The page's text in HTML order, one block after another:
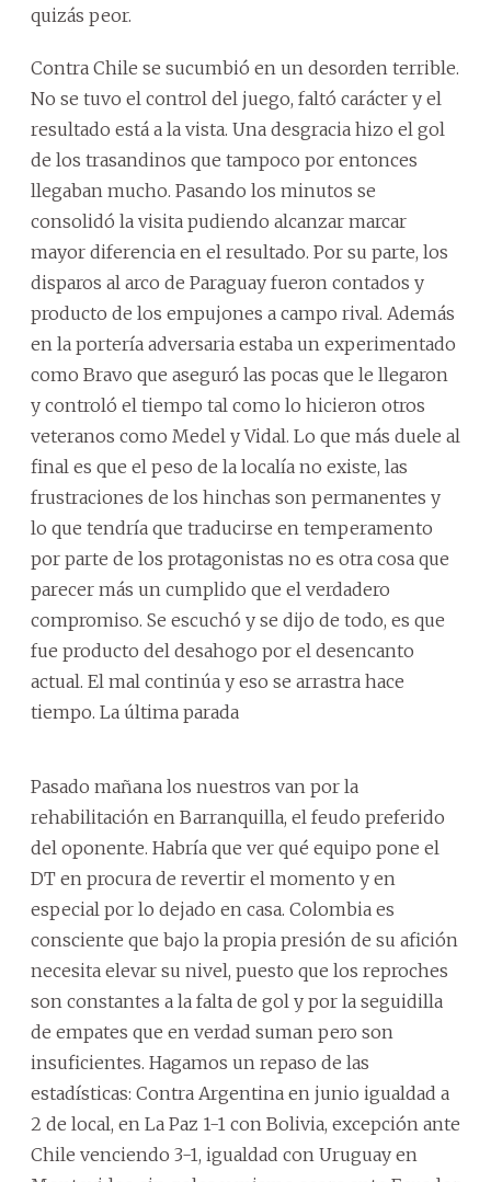
quizás peor.
Contra Chile se sucumbió en un desorden terrible.
No se tuvo el control del juego, faltó carácter y el
resultado está a la vista. Una desgracia hizo el gol
de los trasandinos que tampoco por entonces
llegaban mucho. Pasando los minutos se
consolidó la visita pudiendo alcanzar marcar
mayor diferencia en el resultado. Por su parte, los
disparos al arco de Paraguay fueron contados y
producto de los empujones a campo rival. Además
en la portería adversaria estaba un experimentado
como Bravo que aseguró las pocas que le llegaron
y controló el tiempo tal como lo hicieron otros
veteranos como Medel y Vidal. Lo que más duele al
final es que el peso de la localía no existe, las
frustraciones de los hinchas son permanentes y
lo que tendría que traducirse en temperamento
por parte de los protagonistas no es otra cosa que
parecer más un cumplido que el verdadero
compromiso. Se escuchó y se dijo de todo, es que
fue producto del desahogo por el desencanto
actual. El mal continúa y eso se arrastra hace
tiempo. La última parada
Pasado mañana los nuestros van por la
rehabilitación en Barranquilla, el feudo preferido
del oponente. Habría que ver qué equipo pone el
DT en procura de revertir el momento y en
especial por lo dejado en casa. Colombia es
consciente que bajo la propia presión de su afición
necesita elevar su nivel, puesto que los reproches
son constantes a la falta de gol y por la seguidilla
de empates que en verdad suman pero son
insuficientes. Hagamos un repaso de las
estadísticas: Contra Argentina en junio igualdad a
2 de local, en La Paz 1-1 con Bolivia, excepción ante
Chile venciendo 3-1, igualdad con Uruguay en